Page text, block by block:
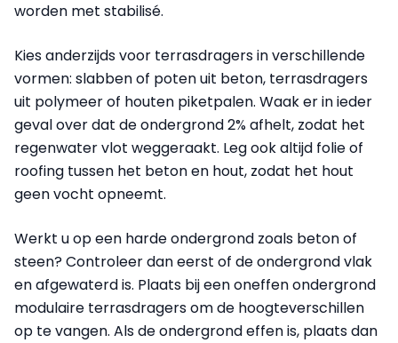
worden met stabilisé.
Kies anderzijds voor terrasdragers in verschillende
vormen: slabben of poten uit beton, terrasdragers
uit polymeer of houten piketpalen. Waak er in ieder
geval over dat de ondergrond 2% afhelt, zodat het
regenwater vlot weggeraakt. Leg ook altijd folie of
roofing tussen het beton en hout, zodat het hout
geen vocht opneemt.
Werkt u op een harde ondergrond zoals beton of
steen? Controleer dan eerst of de ondergrond vlak
en afgewaterd is. Plaats bij een oneffen ondergrond
modulaire terrasdragers om de hoogteverschillen
op te vangen. Als de ondergrond effen is, plaats dan